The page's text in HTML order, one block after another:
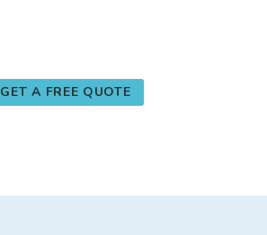
GET A FREE QUOTE